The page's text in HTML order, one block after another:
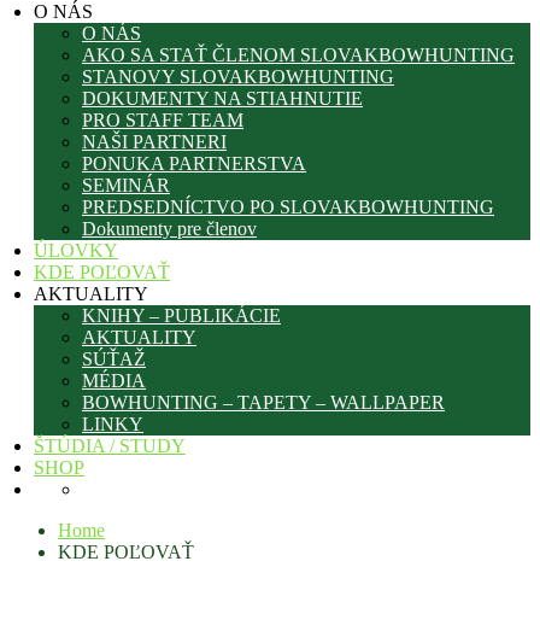
O NÁS
O NÁS
AKO SA STAŤ ČLENOM SLOVAKBOWHUNTING
STANOVY SLOVAKBOWHUNTING
DOKUMENTY NA STIAHNUTIE
PRO STAFF TEAM
NAŠI PARTNERI
PONUKA PARTNERSTVA
SEMINÁR
PREDSEDNÍCTVO PO SLOVAKBOWHUNTING
Dokumenty pre členov
ÚLOVKY
KDE POĽOVAŤ
AKTUALITY
KNIHY – PUBLIKÁCIE
AKTUALITY
SÚŤAŽ
MÉDIA
BOWHUNTING – TAPETY – WALLPAPER
LINKY
ŠTÚDIA / STUDY
SHOP
Home
KDE POĽOVAŤ